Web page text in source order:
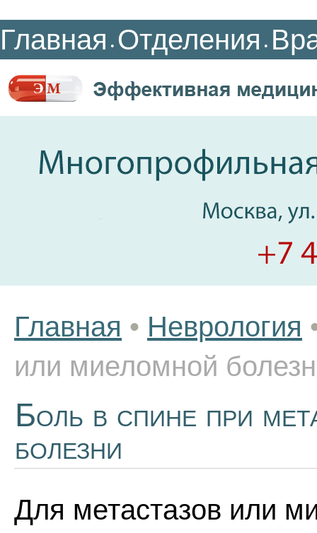
Главная • Отделения •
Главная • Неврология
или миеломной
Боль в спине при
болезни
Для метастазов или